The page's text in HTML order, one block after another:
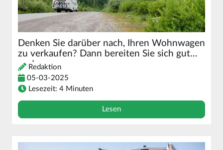
Denken Sie darüber nach, Ihren Wohnwagen
zu verkaufen? Dann bereiten Sie sich gut
vor!Redaktion
05-03-2025
Lesezeit: 4 Minuten
Lesen